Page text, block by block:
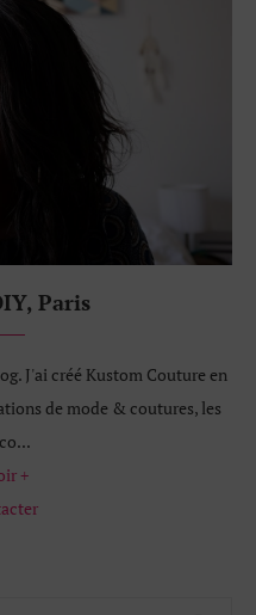
Paris
J'ai créé Kustom Couture en
de mode & coutures, les
+